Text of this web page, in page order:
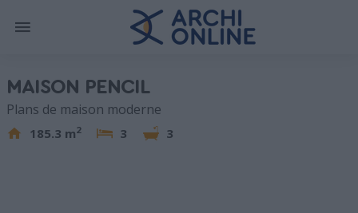
MAISON PENCIL
Plans de maison moderne
185.3 m2 3 3